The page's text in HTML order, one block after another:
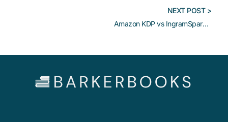
NEXT POST >
Amazon KDP vs IngramSpark: cuál elegir para tu libro